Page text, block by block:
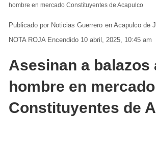
hombre en mercado Constituyentes de Acapulco
Noticias Guerrero en Acapulco de
NOTA ROJA Encendido 10 abril, 2025, 10:45 am
Asesinan a balazos
hombre en mercado
Constituyentes de